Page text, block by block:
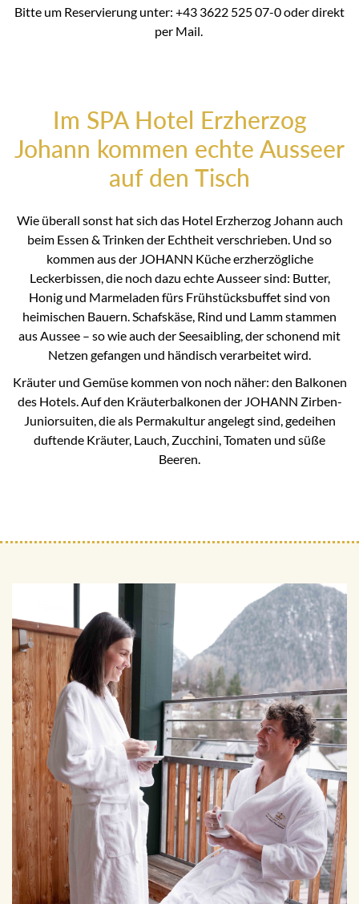
Bitte um Reservierung unter: +43 3622 525 07-0 oder direkt
per Mail.
Im SPA Hotel Erzherzog
Johann kommen echte Ausseer
auf den Tisch
Wie überall sonst hat sich das Hotel Erzherzog Johann auch
beim Essen & Trinken der Echtheit verschrieben. Und so
kommen aus der JOHANN Küche erzherzögliche
Leckerbissen, die noch dazu echte Ausseer sind: Butter,
Honig und Marmeladen fürs Frühstücksbuffet sind von
heimischen Bauern. Schafskäse, Rind und Lamm stammen
aus Aussee – so wie auch der Seesaibling, der schonend mit
Netzen gefangen und händisch verarbeitet wird.
Kräuter und Gemüse kommen von noch näher: den Balkonen
des Hotels. Auf den Kräuterbalkonen der JOHANN Zirben-
Juniorsuiten, die als Permakultur angelegt sind, gedeihen
duftende Kräuter, Lauch, Zucchini, Tomaten und süße
Beeren.